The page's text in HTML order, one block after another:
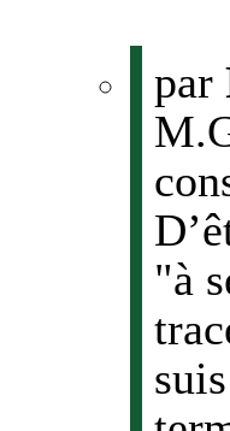
par
"à